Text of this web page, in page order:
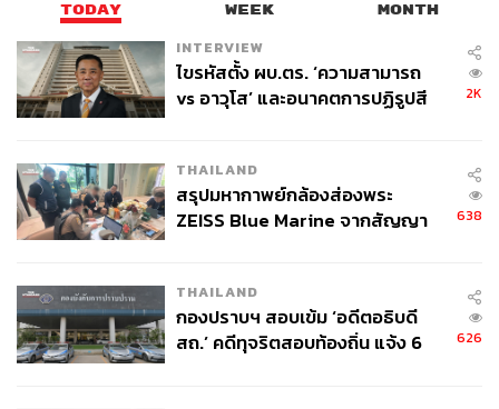
TODAY WEEK MONTH
INTERVIEW
ไขรหัสตั้ง ผบ.ตร. ‘ความสามารถ
vs อาวุโส’ และอนาคตการปฏิรูปสี
2K
THAILAND
สรุปมหากาพย์กล้องส่องพระ
ZEISS Blue Marine จากสัญญา
จ่ายหนี้-แอบระบุแบรนด์
638
THAILAND
กองปราบฯ สอบเข้ม ‘อดีตอธิบดี
สถ.’ คดีทุจริตสอบท้องถิ่น แจ้ง 6
626